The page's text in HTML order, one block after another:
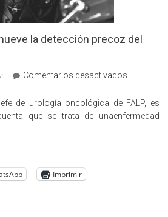
la detección precoz del
Comentarios desactivados
Cargo»,
promueve
de urología oncológica de FALP, es
que se trata de unaenfermedad
Imprimir